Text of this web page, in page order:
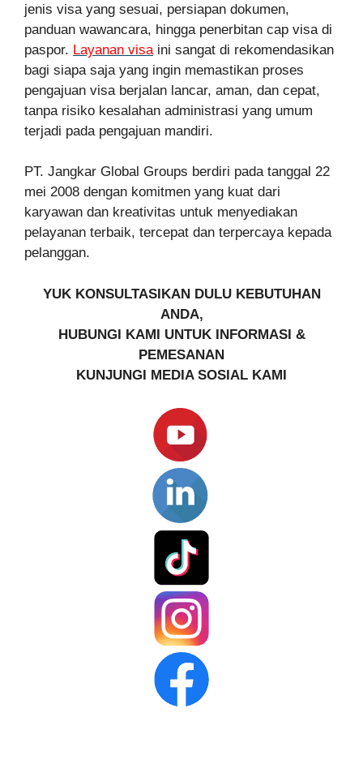
jenis visa yang sesuai, persiapan dokumen,
panduan wawancara, hingga penerbitan cap visa di
paspor. Layanan visa ini sangat di rekomendasikan
bagi siapa saja yang ingin memastikan proses
pengajuan visa berjalan lancar, aman, dan cepat,
tanpa risiko kesalahan administrasi yang umum
terjadi pada pengajuan mandiri.
PT. Jangkar Global Groups berdiri pada tanggal 22
mei 2008 dengan komitmen yang kuat dari
karyawan dan kreativitas untuk menyediakan
pelayanan terbaik, tercepat dan terpercaya kepada
pelanggan.
YUK KONSULTASIKAN DULU KEBUTUHAN
ANDA,
HUBUNGI KAMI UNTUK INFORMASI &
PEMESANAN
KUNJUNGI MEDIA SOSIAL KAMI